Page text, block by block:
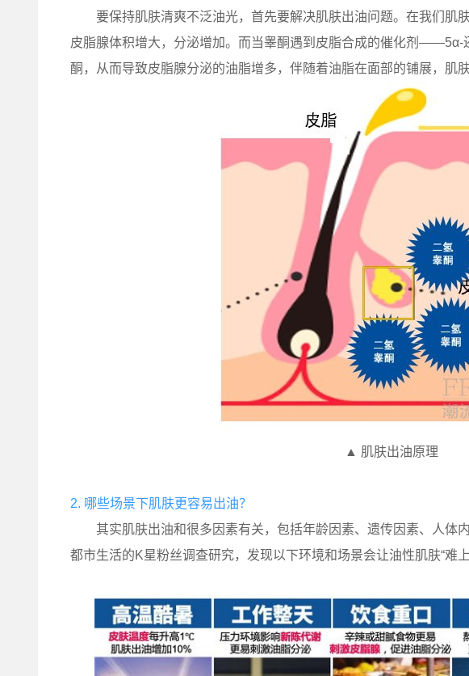
要保持肌肤清爽不泛油光，首先要解决肌肤出油问题。在我们肌
皮脂腺体积增大，分泌增加。而当睾酮遇到皮脂合成的催化剂——5α-
酮，从而导致皮脂腺分泌的油脂增多，伴随着油脂在面部的铺展，肌
▲ 肌肤出油原理
2. 哪些场景下肌肤更容易出油？
其实肌肤出油和很多因素有关，包括年龄因素、遗传因素、人体
都市生活的K星粉丝调查研究，发现以下环境和场景会让油性肌肤“难上